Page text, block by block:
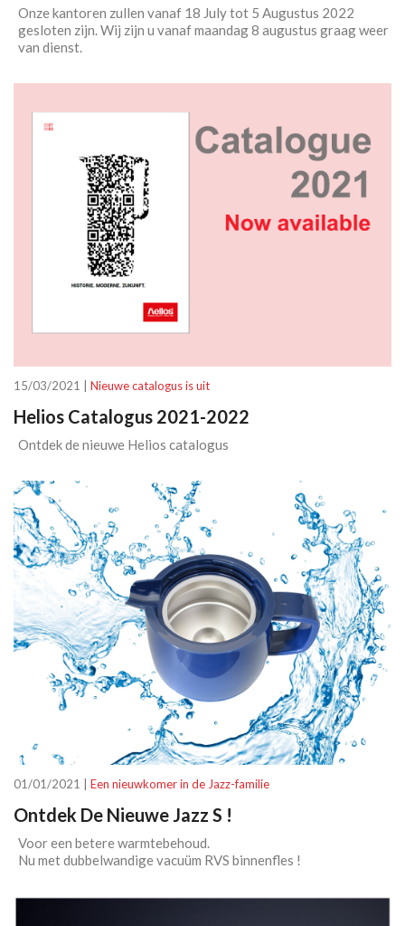
Onze kantoren zullen vanaf 18 July tot 5 Augustus 2022
gesloten zijn. Wij zijn u vanaf maandag 8 augustus graag weer
van dienst.
15/03/2021 | Nieuwe catalogus is uit
Helios Catalogus 2021-2022
Ontdek de nieuwe Helios catalogus
01/01/2021 | Een nieuwkomer in de Jazz-familie
Ontdek De Nieuwe Jazz S !
Voor een betere warmtebehoud.
Nu met dubbelwandige vacuüm RVS binnenfles !